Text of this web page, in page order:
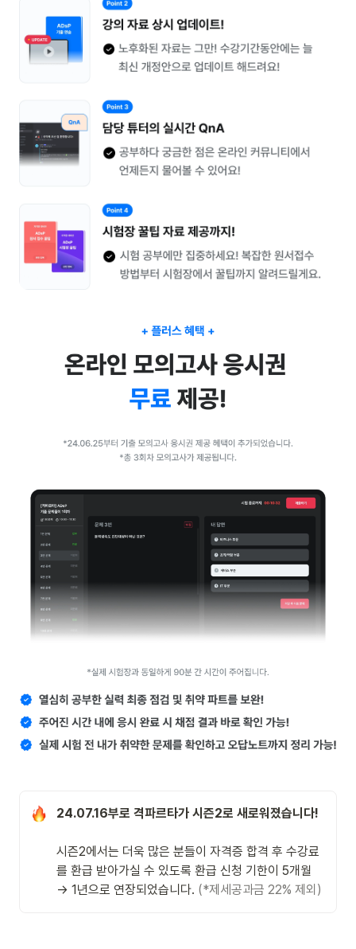
24.07.16부로 격파르타가 시즌2로 새로워졌습니다!
시즌2에서는 더욱 많은 분들이 자격증 합격 후 수강료
를 환급 받아가실 수 있도록 환급 신청 기한이 5개월
→ 1년으로 연장되었습니다.